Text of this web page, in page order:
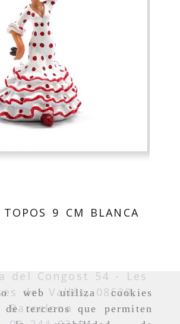
web utiliza cookies
terceros que permiten
TOPOS 9 CM BLANCA
del Congost 54 -
Les
del Vallés, 08520,
Barcelona